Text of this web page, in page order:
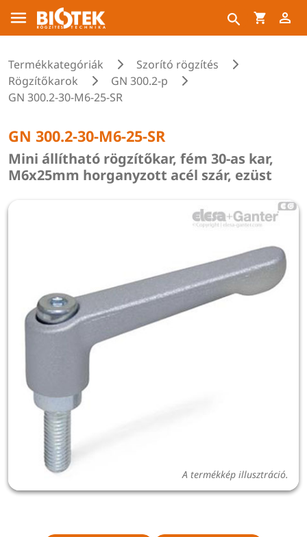
Termékkategóriák
Szorító rögzítés
Rögzítőkarok
GN 300.2-p
GN 300.2-30-M6-25-SR
GN 300.2-30-M6-25-SR
Mini állítható rögzítőkar, fém 30-as kar,
M6x25mm horganyzott acél szár, ezüst
A termékkép illusztráció.